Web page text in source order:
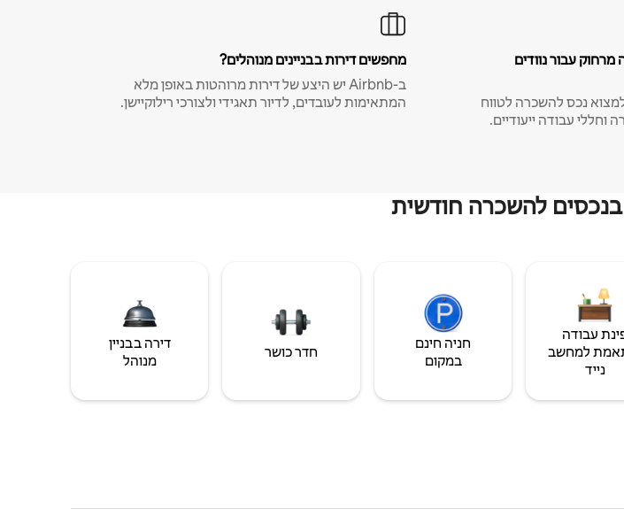
עבור נוודים
נכס להשכרה לטווח
מחפשים דירות בבניינים מנוהלים?
ב-Airbnb יש היצע של דירות מרוהטות באופן מלא
המתאימות לעובדים, לדיור תאגידי ולצורכי רילוקיישן.
בנכסים להשכרה חודשית
עבודה
למחשב
נייד
חניה חינם
במקום
חדר כושר
דירה בבניין
מנוהל